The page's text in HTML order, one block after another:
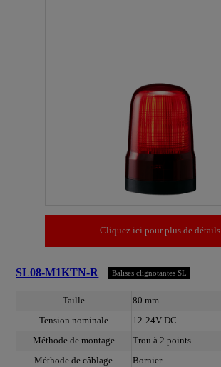
Cliquez ici pour plus de détails
SL08-M1KTN-R Balises clignotantes SL
Taille
80 mm
Tension nominale
12-24V DC
Méthode de montage
Trou à 2 points
Méthode de câblage
Bornier